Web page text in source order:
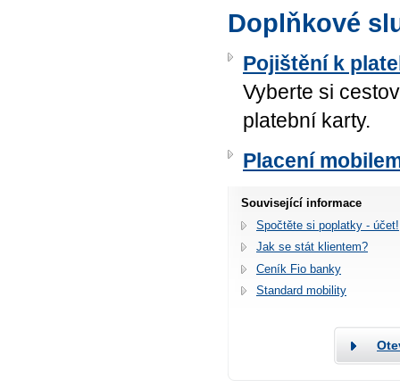
Doplňkové
Pojištění k
Vyberte si
platební karty.
Placení
Související informace
Spočtěte si poplatky - účet!
Jak se stát klientem?
Ceník Fio banky
Standard mobility